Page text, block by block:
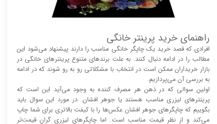
راهنمای خرید پرینتر خانگی
افرادی که قصد خرید یک چاپگر خانگی مناسب را دارند پیشنهاد می‌شود این
مطالب را در ادامه دنبال کنند. به علت برند‌های متنوع پرینتر‌های خانگی در
بازار خریداران ممکن است در انتخاب با مشکلاتی رو به رو شوند که در ادامه
به بررسی آن می‌پردازیم.
اولین سوالی که در ذهن هر مصرف کننده به وجود می‌آید این است که
پرینتر‌های لیزری مناسب هستند یا جوهر افشان. در مورد این سوال باید
بگوییم که چاپگر‌های جوهر افشان عکس‌ها را با کیفت بالا‌‌‌تری برای شما چاپ
می‌کند و از نظر قیمت مناسب است. اما چاپگر‌های لیزری گران قیمت‌تر